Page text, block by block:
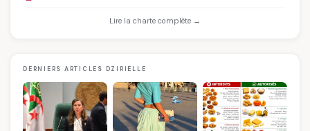
Lire la charte complète →
DERNIERS ARTICLES DZIRIELLE